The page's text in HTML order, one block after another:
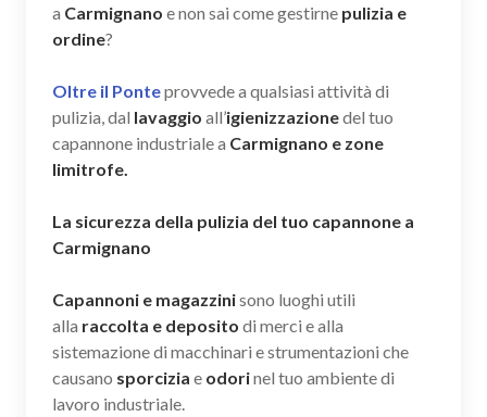
a Carmignano e non sai come gestirne pulizia e
ordine?
Oltre il Ponteprovvede a qualsiasi attività di
pulizia, dal lavaggio all’igienizzazionedel tuo
capannone industriale a Carmignano e zone
limitrofe.
La sicurezza della pulizia del tuo capannone a
Carmignano
Capannoni e magazzinisono luoghi utili
alla raccolta e deposito di merci e alla
sistemazione di macchinari e strumentazioni che
causano sporcizia e odorinel tuo ambiente di
lavoro industriale.